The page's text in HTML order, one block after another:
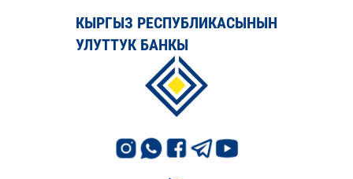
КЫРГЫЗ РЕСПУБЛИКАСЫНЫН
УЛУТТУК БАНКЫ